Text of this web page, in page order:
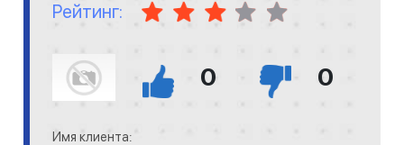
Рейтинг:
0 0
Имя клиента: